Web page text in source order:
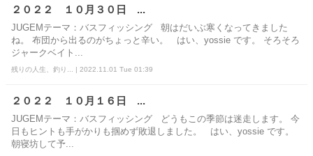
２０２２ １０月３０日 ...
JUGEMテーマ：バスフィッシング 朝はだいぶ寒くなってきました
ね。 布団から出るのがちょっと辛い。 はい、yossie です。 そろそろ
ジャークベイト...
残りの人生、釣り... | 2022.11.01 Tue 01:39
２０２２ １０月１６日 ...
JUGEMテーマ：バスフィッシング どうもこの季節は迷走します。 今
日もヒントも手がかりも掴めず敗退しました。 はい、yossie です。
朝寝坊して予...